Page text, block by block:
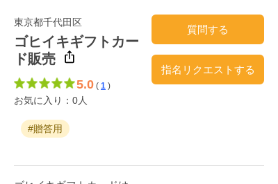
東京都千代田区
ゴヒイキギフトカー
ド販売
5.0 ( 1 )
お気に入り：0人
質問する
指名リクエストする
#贈答用